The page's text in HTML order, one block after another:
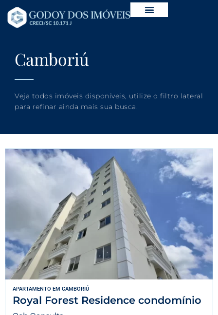
Camboriú
Veja todos imóveis disponíveis, utilize o filtro lateral
para refinar ainda mais sua busca.
APARTAMENTO EM CAMBORIÚ
Royal Forest Residence condomínio